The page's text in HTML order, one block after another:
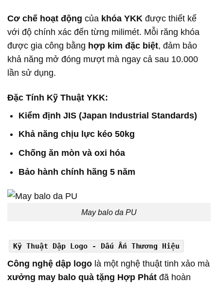
Cơ chế hoạt động của khóa YKK được thiết kế
với độ chính xác đến từng milimét. Mỗi răng khóa
được gia công bằng hợp kim đặc biệt, đảm bảo
khả năng mở đóng mượt mà ngay cả sau 10.000
lần sử dụng.
Đặc Tính Kỹ Thuật YKK:
Kiểm định JIS (Japan Industrial Standards)
Khả năng chịu lực kéo 50kg
Chống ăn mòn và oxi hóa
Bảo hành chính hãng 5 năm
May balo da PU
Kỹ Thuật Dập Logo - Dấu Ấn Thương Hiệu
Công nghệ dập logo là một nghệ thuật tinh xảo mà
xưởng may balo quà tặng Hợp Phát đã hoàn